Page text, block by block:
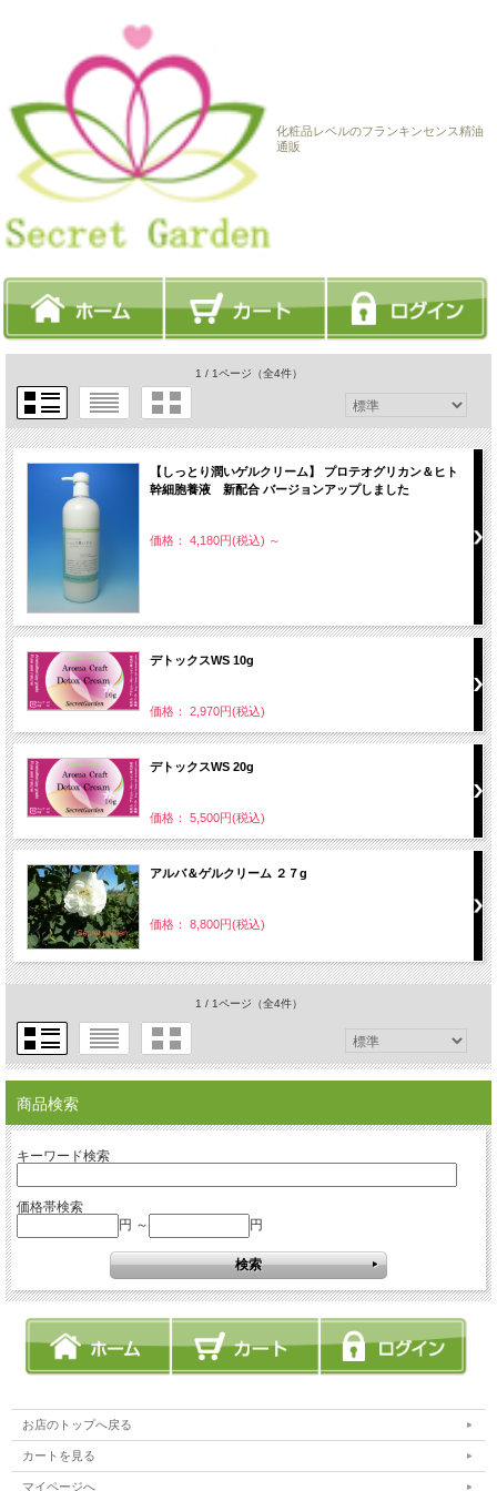
化粧品レベルのフランキンセンス精油
通販
1 / 1ページ （全4件）
【しっとり潤いゲルクリーム】 プロテオグリカン＆ヒト
幹細胞養液 新配合 バージョンアップしました
価格： 4,180円(税込) ～
デトックスWS 10g
価格： 2,970円(税込)
デトックスWS 20g
価格： 5,500円(税込)
アルバ＆ゲルクリーム ２７g
価格： 8,800円(税込)
1 / 1ページ （全4件）
商品検索
キーワード検索
価格帯検索
円 ～
円
お店のトップへ戻る
カートを見る
マイページへ